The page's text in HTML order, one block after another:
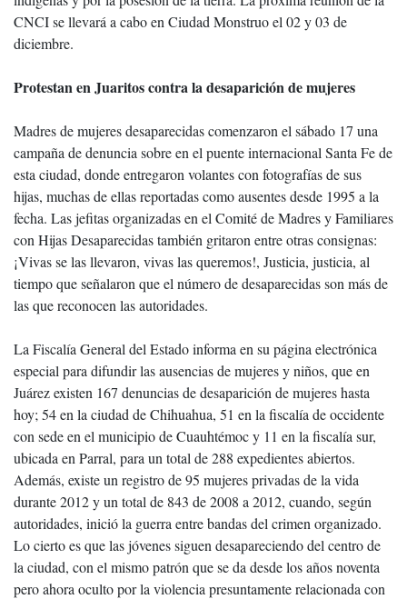
CNCI se llevará a cabo en Ciudad Monstruo el 02 y 03 de
diciembre.
Protestan en Juaritos contra la desaparición de mujeres
Madres de mujeres desaparecidas comenzaron el sábado 17 una
campaña de denuncia sobre en el puente internacional Santa Fe de
esta ciudad, donde entregaron volantes con fotografías de sus
hijas, muchas de ellas reportadas como ausentes desde 1995 a la
fecha. Las jefitas organizadas en el Comité de Madres y Familiares
con Hijas Desaparecidas también gritaron entre otras consignas:
¡Vivas se las llevaron, vivas las queremos!, Justicia, justicia, al
tiempo que señalaron que el número de desaparecidas son más de
las que reconocen las autoridades.
La Fiscalía General del Estado informa en su página electrónica
especial para difundir las ausencias de mujeres y niños, que en
Juárez existen 167 denuncias de desaparición de mujeres hasta
hoy; 54 en la ciudad de Chihuahua, 51 en la fiscalía de occidente
con sede en el municipio de Cuauhtémoc y 11 en la fiscalía sur,
ubicada en Parral, para un total de 288 expedientes abiertos.
Además, existe un registro de 95 mujeres privadas de la vida
durante 2012 y un total de 843 de 2008 a 2012, cuando, según
autoridades, inició la guerra entre bandas del crimen organizado.
Lo cierto es que las jóvenes siguen desapareciendo del centro de
la ciudad, con el mismo patrón que se da desde los años noventa
pero ahora oculto por la violencia presuntamente relacionada con